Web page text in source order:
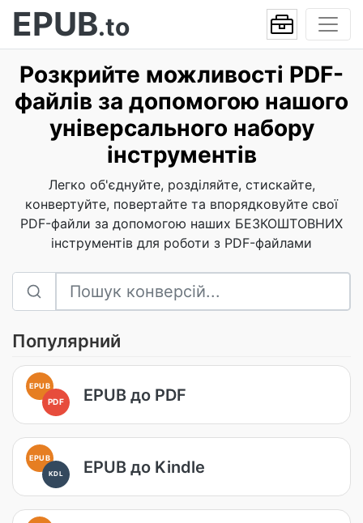
EPUB.to
Розкрийте можливості PDF-
файлів за допомогою нашого
універсального набору
інструментів
Легко об'єднуйте, розділяйте, стискайте,
конвертуйте, повертайте та впорядковуйте свої
PDF-файли за допомогою наших БЕЗКОШТОВНИХ
інструментів для роботи з PDF-файлами
Популярний
EPUB
PDF EPUB до PDF
EPUB
KDL EPUB до Kindle